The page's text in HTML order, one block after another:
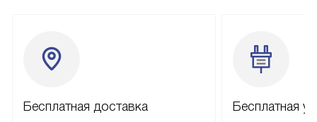
Бесплатная доставка Бесплатная